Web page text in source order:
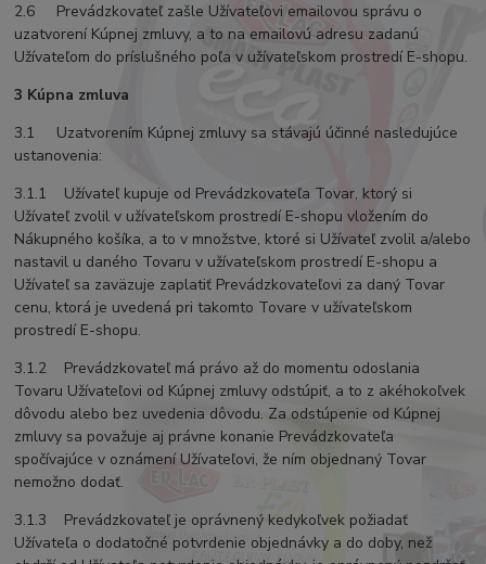
2.6 Prevádzkovateľ zašle Užívateľovi emailovou správu o
uzatvorení Kúpnej zmluvy, a to na emailovú adresu zadanú
Užívateľom do príslušného poľa v užívateľskom prostredí E-shopu.
3 Kúpna zmluva
3.1 Uzatvorením Kúpnej zmluvy sa stávajú účinné nasledujúce
ustanovenia:
3.1.1 Užívateľ kupuje od Prevádzkovateľa Tovar, ktorý si
Užívateľ zvolil v užívateľskom prostredí E-shopu vložením do
Nákupného košíka, a to v množstve, ktoré si Užívateľ zvolil a/alebo
nastavil u daného Tovaru v užívateľskom prostredí E-shopu a
Užívateľ sa zaväzuje zaplatiť Prevádzkovateľovi za daný Tovar
cenu, ktorá je uvedená pri takomto Tovare v užívateľskom
prostredí E-shopu.
3.1.2 Prevádzkovateľ má právo až do momentu odoslania
Tovaru Užívateľovi od Kúpnej zmluvy odstúpiť, a to z akéhokoľvek
dôvodu alebo bez uvedenia dôvodu. Za odstúpenie od Kúpnej
zmluvy sa považuje aj právne konanie Prevádzkovateľa
spočívajúce v oznámení Užívateľovi, že ním objednaný Tovar
nemožno dodať.
3.1.3 Prevádzkovateľ je oprávnený kedykoľvek požiadať
Užívateľa o dodatočné potvrdenie objednávky a do doby, než